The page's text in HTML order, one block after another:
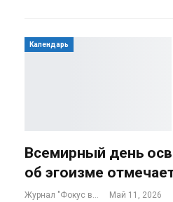
Календарь
Всемирный день
об эгоизме
Журнал "Фокус внимания" Май 11, 2026